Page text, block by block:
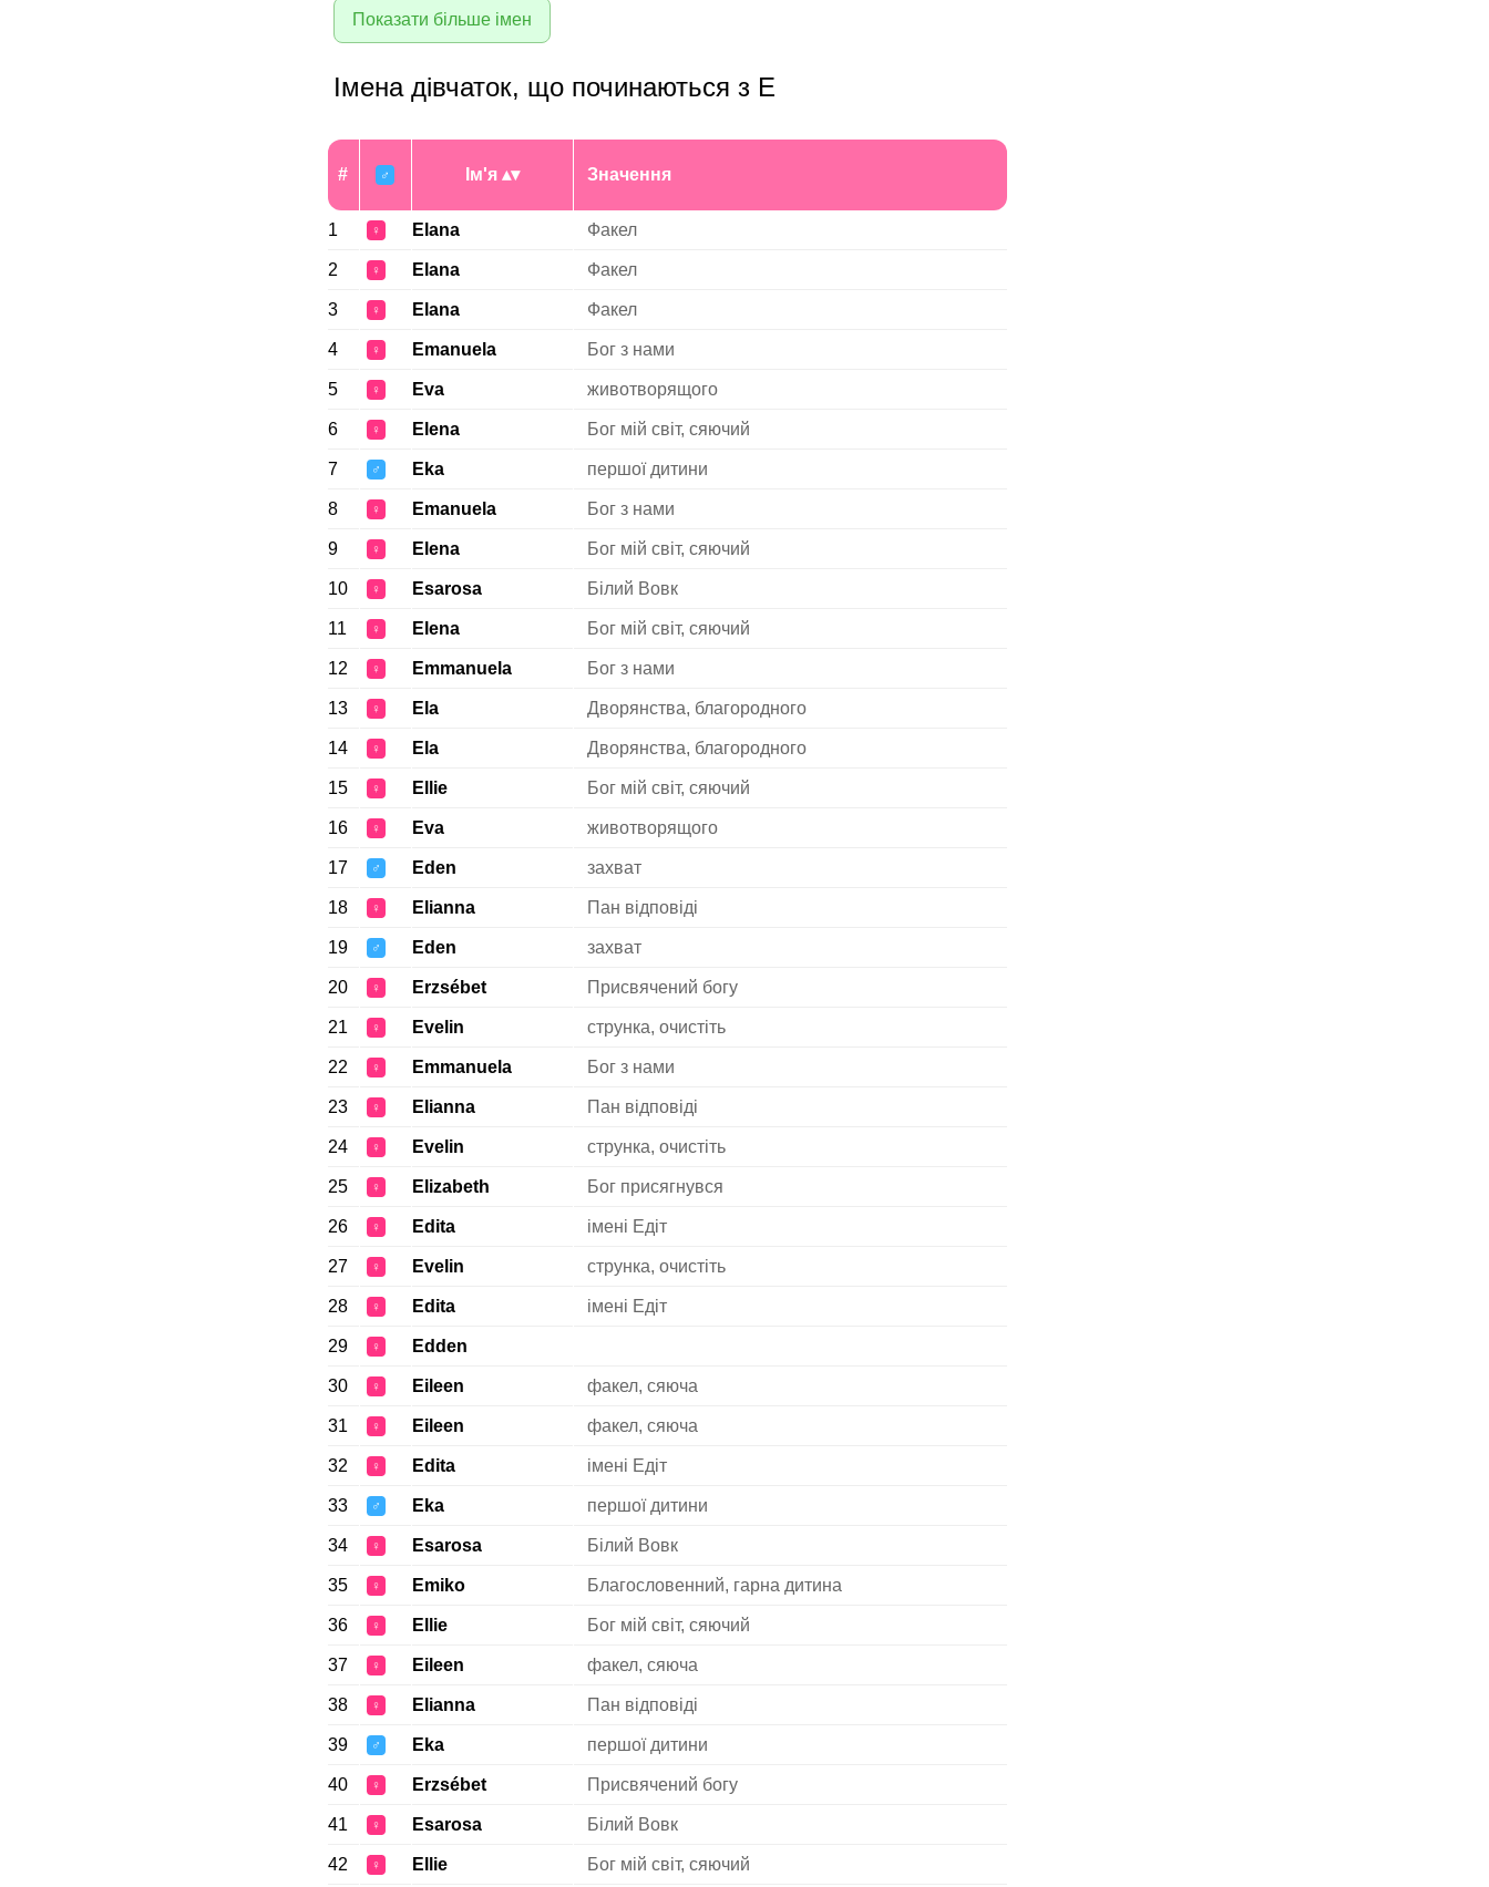
Показати більше імен
Імена дівчаток, що починаються з E
# ♂ Ім'я Значення
1 ♀ Elana Факел
2 ♀ Elana Факел
3 ♀ Elana Факел
4 ♀ Emanuela Бог з нами
5 ♀ Eva животворящого
6 ♀ Elena Бог мій світ, сяючий
7 ♂ Eka першої дитини
8 ♀ Emanuela Бог з нами
9 ♀ Elena Бог мій світ, сяючий
10 ♀ Esarosa Білий Вовк
11 ♀ Elena Бог мій світ, сяючий
12 ♀ Emmanuela Бог з нами
13 ♀ Ela Дворянства, благородного
14 ♀ Ela Дворянства, благородного
15 ♀ Ellie Бог мій світ, сяючий
16 ♀ Eva животворящого
17 ♂ Eden захват
18 ♀ Elianna Пан відповіді
19 ♂ Eden захват
20 ♀ Erzsébet Присвячений богу
21 ♀ Evelin струнка, очистіть
22 ♀ Emmanuela Бог з нами
23 ♀ Elianna Пан відповіді
24 ♀ Evelin струнка, очистіть
25 ♀ Elizabeth Бог присягнувся
26 ♀ Edita імені Едіт
27 ♀ Evelin струнка, очистіть
28 ♀ Edita імені Едіт
29 ♀ Edden
30 ♀ Eileen факел, сяюча
31 ♀ Eileen факел, сяюча
32 ♀ Edita імені Едіт
33 ♂ Eka першої дитини
34 ♀ Esarosa Білий Вовк
35 ♀ Emiko Благословенний, гарна дитина
36 ♀ Ellie Бог мій світ, сяючий
37 ♀ Eileen факел, сяюча
38 ♀ Elianna Пан відповіді
39 ♂ Eka першої дитини
40 ♀ Erzsébet Присвячений богу
41 ♀ Esarosa Білий Вовк
42 ♀ Ellie Бог мій світ, сяючий